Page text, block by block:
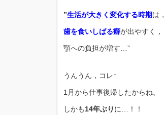
”生活が大きく変化する時期は，
歯を食いしばる癖が出やすく，
顎への負担が増す…”
うんうん，コレ↑
1月から仕事復帰したからね。
しかも14年ぶり に…！！